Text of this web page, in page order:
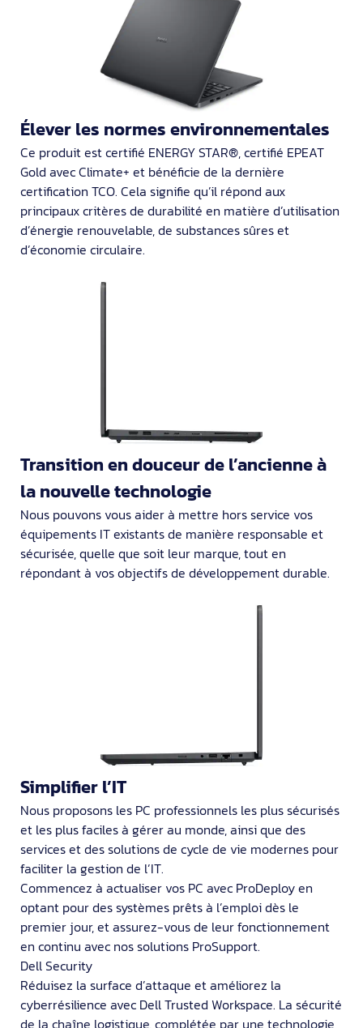
Élever les normes environnementales
Ce produit est certifié ENERGY STAR®, certifié EPEAT
Gold avec Climate+ et bénéficie de la dernière
certification TCO. Cela signifie qu’il répond aux
principaux critères de durabilité en matière d’utilisation
d’énergie renouvelable, de substances sûres et
d’économie circulaire.
Transition en douceur de l’ancienne à
la nouvelle technologie
Nous pouvons vous aider à mettre hors service vos
équipements IT existants de manière responsable et
sécurisée, quelle que soit leur marque, tout en
répondant à vos objectifs de développement durable.
Simplifier l’IT
Nous proposons les PC professionnels les plus sécurisés
et les plus faciles à gérer au monde, ainsi que des
services et des solutions de cycle de vie modernes pour
faciliter la gestion de l’IT.
Commencez à actualiser vos PC avec ProDeploy en
optant pour des systèmes prêts à l’emploi dès le
premier jour, et assurez-vous de leur fonctionnement
en continu avec nos solutions ProSupport.
Dell Security
Réduisez la surface d’attaque et améliorez la
cyberrésilience avec Dell Trusted Workspace. La sécurité